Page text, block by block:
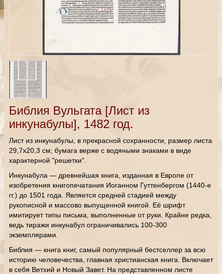
Библия Вульгата [Лист из
инкунабулы], 1482 год.
Лист из инкунабулы, в прекрасной сохранности, размер листа
29,7х20,3 см; бумага верже с водяными знаками в виде
характерной "решетки".
Инкунабула — древнейшая книга, изданная в Европе от
изобретения книгопечатания Иоганном Гуттенбергом (1440-е
гг.) до 1501 года. Является средней стадией между
рукописной и массово выпущенной книгой. Её шрифт
имитирует типы письма, выполненные от руки. Крайне редка,
ведь тиражи инкунабул ограничивались 100-300
экземплярами.
Библия — книга книг, самый популярный бестселлер за всю
историю человечества, главная христианская книга. Включает
в себя Ветхий и Новый Завет. На представленном листе